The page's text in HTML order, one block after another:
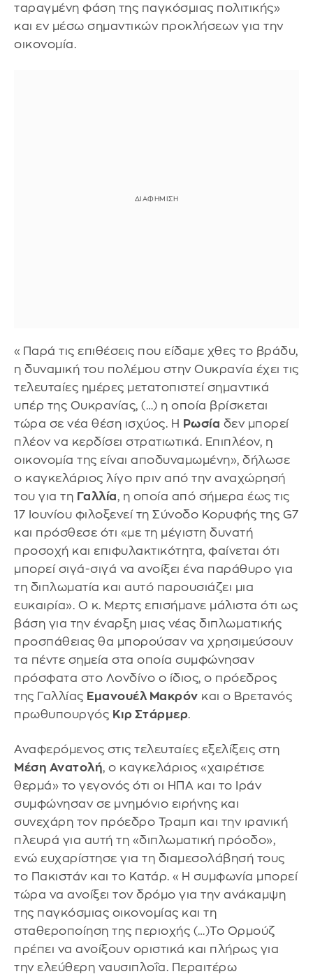
ταραγμένη φάση της παγκόσμιας πολιτικής»
και εν μέσω σημαντικών προκλήσεων για την
οικονομία.
«Παρά τις επιθέσεις που είδαμε χθες το βράδυ,
η δυναμική του πολέμου στην Ουκρανία έχει τις
τελευταίες ημέρες μετατοπιστεί σημαντικά
υπέρ της Ουκρανίας, (…) η οποία βρίσκεται
τώρα σε νέα θέση ισχύος. Η Ρωσία δεν μπορεί
πλέον να κερδίσει στρατιωτικά. Επιπλέον, η
οικονομία της είναι αποδυναμωμένη», δήλωσε
ο καγκελάριος λίγο πριν από την αναχώρησή
του για τη Γαλλία, η οποία από σήμερα έως τις
17 Ιουνίου φιλοξενεί τη Σύνοδο Κορυφής της G7
και πρόσθεσε ότι «με τη μέγιστη δυνατή
προσοχή και επιφυλακτικότητα, φαίνεται ότι
μπορεί σιγά-σιγά να ανοίξει ένα παράθυρο για
τη διπλωματία και αυτό παρουσιάζει μια
ευκαιρία». Ο κ. Μερτς επισήμανε μάλιστα ότι ως
βάση για την έναρξη μιας νέας διπλωματικής
προσπάθειας θα μπορούσαν να χρησιμεύσουν
τα πέντε σημεία στα οποία συμφώνησαν
πρόσφατα στο Λονδίνο ο ίδιος, ο πρόεδρος
της Γαλλίας Εμανουέλ Μακρόν και ο Βρετανός
πρωθυπουργός Κιρ Στάρμερ.
Αναφερόμενος στις τελευταίες εξελίξεις στη
Μέση Ανατολή, ο καγκελάριος «χαιρέτισε
θερμά» το γεγονός ότι οι ΗΠΑ και το Ιράν
συμφώνησαν σε μνημόνιο ειρήνης και
συνεχάρη τον πρόεδρο Τραμπ και την ιρανική
πλευρά για αυτή τη «διπλωματική πρόοδο»,
ενώ ευχαρίστησε για τη διαμεσολάβησή τους
το Πακιστάν και το Κατάρ. «Η συμφωνία μπορεί
τώρα να ανοίξει τον δρόμο για την ανάκαμψη
της παγκόσμιας οικονομίας και τη
σταθεροποίηση της περιοχής (…)Το Ορμούζ
πρέπει να ανοίξουν οριστικά και πλήρως για
την ελεύθερη ναυσιπλοΐα. Περαιτέρω